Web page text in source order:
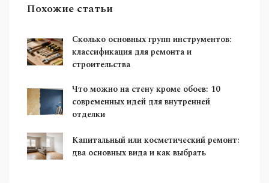
Похожие статьи
Сколько основных групп инструментов:
классификация для ремонта и
строительства
Что можно на стену кроме обоев: 10
современных идей для внутренней
отделки
Капитальный или косметический ремонт:
два основных вида и как выбрать